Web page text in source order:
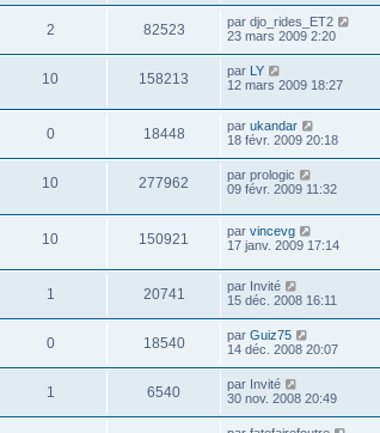
2 82523 par djo_rides_ET2
23 mars 2009 2:20
10 158213 par LY
12 mars 2009 18:27
0 18448 par ukandar
18 févr. 2009 20:18
10 277962 par prologic
09 févr. 2009 11:32
10 150921 par vincevg
17 janv. 2009 17:14
1 20741 par Invité
15 déc. 2008 16:11
0 18540 par Guiz75
14 déc. 2008 20:07
1 6540 par Invité
30 nov. 2008 20:49